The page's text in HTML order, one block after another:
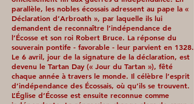
parallèle, les nobles écossais adressent au pape la «
Déclaration d’Arbroath », par laquelle ils lui
demandent de reconnaître l’indépendance de
l’Écosse et son roi Robert Bruce. La réponse du
souverain pontife - favorable - leur parvient en 1328.
Le 6 avril, jour de la signature de la déclaration, est
devenu le Tartan Day (« Jour du Tartan »), fêté
chaque année à travers le monde. Il célèbre l’esprit
d’indépendance des Écossais, où qu’ils se trouvent.
L’Église d’Écosse est ensuite reconnue comme